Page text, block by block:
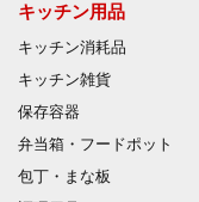
キッチン用品
キッチン消耗品
キッチン雑貨
保存容器
弁当箱・フードポット
包丁・まな板